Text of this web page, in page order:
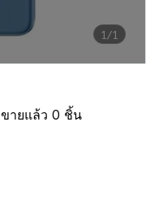
1/1
ขายแล้ว 0 ชิ้น